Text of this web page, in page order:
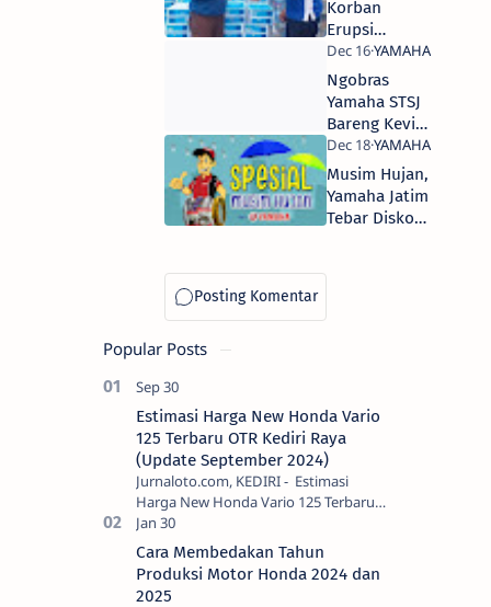
Korban
Erupsi
Gunung
Semeru,
Yamaha Jatim
Kirim
Bantuan
Ngobras
Yamaha STSJ
Bareng Kevin
Joshua,
Bahas Topik
Komedi
Musim Hujan,
Yamaha Jatim
Tebar Diskon
Popular Posts
Estimasi Harga New Honda Vario
125 Terbaru OTR Kediri Raya
(Update September 2024)
Jurnaloto.com, KEDIRI - Estimasi
Harga New Honda Vario 125 Terbaru
OTR Kediri Raya (Update September
2024) Brosis sekalian, PT Astra Honda
Motor (AH…
Cara Membedakan Tahun
Produksi Motor Honda 2024 dan
2025